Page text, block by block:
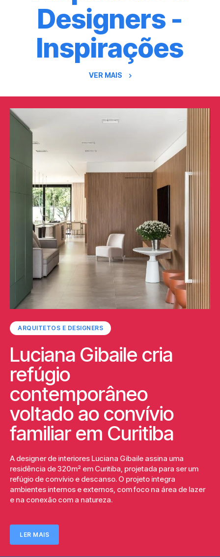
Designers -
Inspirações
VER MAIS
ARQUITETOS E DESIGNERS
Luciana Gibaile cria
refúgio
contemporâneo
voltado ao convívio
familiar em Curitiba
A designer de interiores Luciana Gibaile assina uma
residência de 320m² em Curitiba, projetada para ser um
refúgio de convívio e descanso. O projeto integra
ambientes internos e externos, com foco na área de lazer
e na conexão com a natureza.
LER MAIS